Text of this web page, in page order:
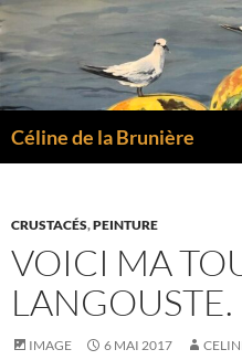
Aller
au
contenu
Céline de la Brunière
CRUSTACÉS,PEINTURE
VOICI MA
LANGOUSTE.
IMAGE 6 MAI 2017